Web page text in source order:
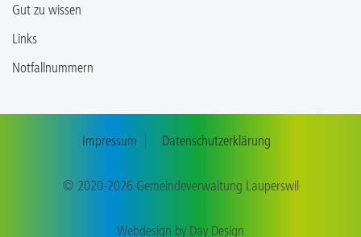
Gut zu wissen
Links
Notfallnummern
Impressum Datenschutzerklärung
© 2020-2026 Gemeindeverwaltung Lauperswil
Webdesign by Day Design